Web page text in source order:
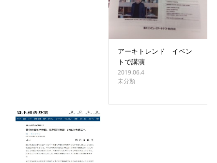
アーキトレンド イベン
トで講演
2019.06.4
未分類